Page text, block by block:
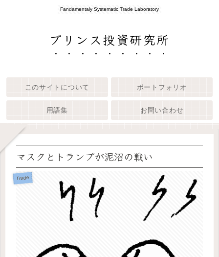
Fandamentaly Systematic Trade Laboratory
プリンス投資研究所
このサイトについて ポートフォリオ
用語集 お問い合わせ
マスクとトランプが泥沼の戦い
Trade